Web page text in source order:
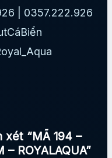
| 0357.222.926
“MÃ 194 –
– ROYALAQUA”